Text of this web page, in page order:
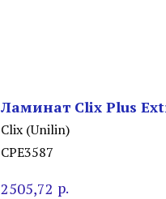
Ламинат Clix Plus
Clix (Unilin)
CPE3587
2505,72 р.